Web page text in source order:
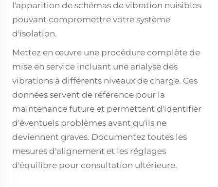
l'apparition de schémas de vibration nuisibles
pouvant compromettre votre système
d'isolation.
Mettez en œuvre une procédure complète de
mise en service incluant une analyse des
vibrations à différents niveaux de charge. Ces
données servent de référence pour la
maintenance future et permettent d'identifier
d'éventuels problèmes avant qu'ils ne
deviennent graves. Documentez toutes les
mesures d'alignement et les réglages
d'équilibre pour consultation ultérieure.